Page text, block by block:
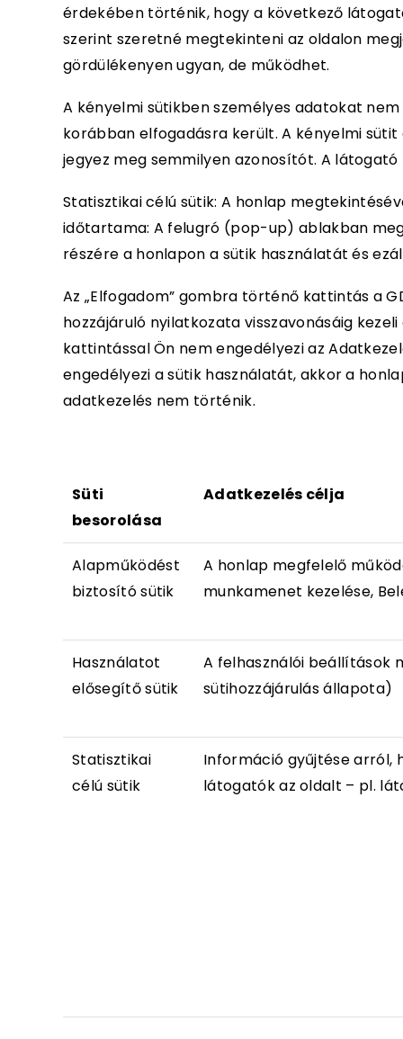
érdekében történik, hogy a következő
szerint szeretné megtekinteni az oldalon
gördülékenyen ugyan, de működhet.
A kényelmi sütikben személyes adatokat
korábban elfogadásra került. A kényelmi
jegyez meg semmilyen azonosítót. A
Statisztikai célú sütik: A honlap
időtartama: A felugró (pop-up) ablakban
részére a honlapon a sütik használatát és
Az „Elfogadom” gombra történő kattintás a
hozzájáruló nyilatkozata visszavonásáig
kattintással Ön nem engedélyezi az
engedélyezi a sütik használatát, akkor a
adatkezelés nem történik.
Süti
besorolása
Adatkezelés célja
Alapműködést
biztosító sütik
A honlap megfelelő
munkamenet kezelése,
Használatot
elősegítő sütik
A felhasználói beállítások
sütihozzájárulás állapota)
Statisztikai
célú sütik
Információ gyűjtése arról,
látogatók az oldalt – pl.